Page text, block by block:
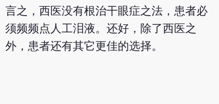
言之，西医没有根治干眼症之法，患者必
须频频点人工泪液。还好，除了西医之
外，患者还有其它更佳的选择。